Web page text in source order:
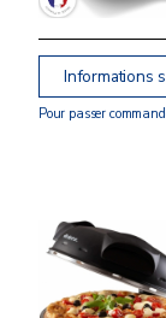
Informations
Pour passer